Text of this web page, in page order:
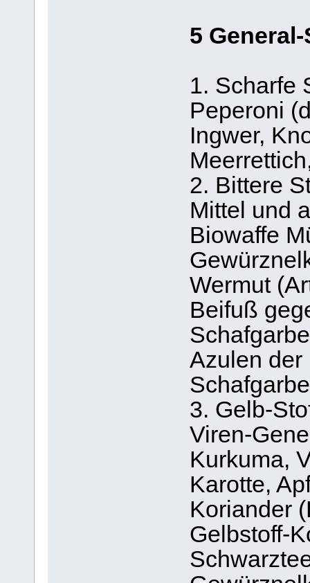
5
1. Scharfe
Peperoni
Ingwer,
2. Bittere
Mittel und
Biowaffe
Wermut
Beifuß
Azulen der
3. Gelb-
Viren-
Kurkuma,
Karotte,
Koriander
Gelbstoff-